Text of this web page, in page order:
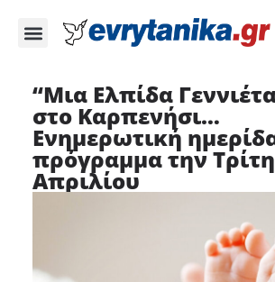
“Μια Ελπίδα
στο Καρπενήσι…
Ενημερωτική
πρόγραμμα την
Απριλίου